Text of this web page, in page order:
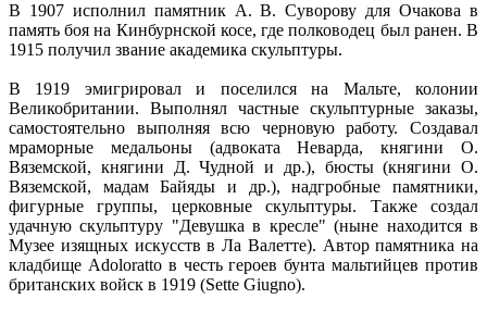
В 1907 исполнил памятник А. В. Суворову для Очакова в
память боя на Кинбурнской косе, где полководец был ранен. В
1915 получил звание академика скульптуры.
В 1919 эмигрировал и поселился на Мальте, колонии
Великобритании. Выполнял частные скульптурные заказы,
самостоятельно выполняя всю черновую работу. Создавал
мраморные медальоны (адвоката Неварда, княгини О.
Вяземской, княгини Д. Чудной и др.), бюсты (княгини О.
Вяземской, мадам Байяды и др.), надгробные памятники,
фигурные группы, церковные скульптуры. Также создал
удачную скульптуру "Девушка в кресле" (ныне находится в
Музее изящных искусств в Ла Валетте). Автор памятника на
кладбище Adoloratto в честь героев бунта мальтийцев против
британских войск в 1919 (Sette Giugno).